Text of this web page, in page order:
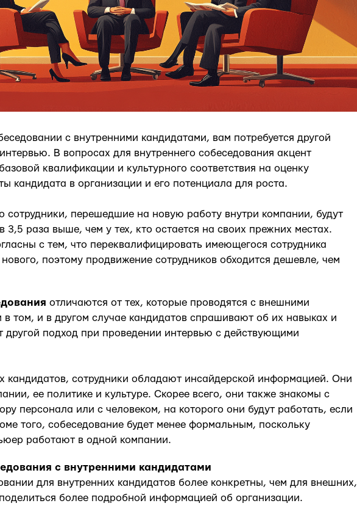
с внутренними кандидатами, вам потребуется другой
В вопросах для внутреннего собеседования акцент
квалификации и культурного соответствия на оценку
кандидата в организации и его потенциала для роста.
сотрудники, перешедшие на новую работу внутри компании, будут
3,5 раза выше, чем у тех, кто остается на своих прежних местах.
с тем, что переквалифицировать имеющегося сотрудника
поэтому продвижение сотрудников обходится дешевле, чем
отличаются от тех, которые проводятся с внешними
в том, и в другом случае кандидатов спрашивают об их навыках и
другой подход при проведении интервью с действующими
кандидатов, сотрудники обладают инсайдерской информацией. Они
ее политике и культуре. Скорее всего, они также знакомы с
персонала или с человеком, на которого они будут работать, если
того, собеседование будет менее формальным, поскольку
работают в одной компании.
с внутренними кандидатами
для внутренних кандидатов более конкретны, чем для внешних,
более подробной информацией об организации.